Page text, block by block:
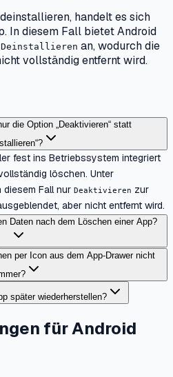
handelt es sich
In diesem Fall bietet Android
Deinstallieren an, wodurch die
vollständig entfernt wird.
die Option „Deaktivieren“ statt
fest ins Betriebssystem integriert
löschen. Unter
diesem Fall nur Deaktivieren zur
aber nicht entfernt wird.
Daten nach dem Löschen einer App?
per Icon aus dem App-Drawer nicht
später wiederherstellen?
für Android